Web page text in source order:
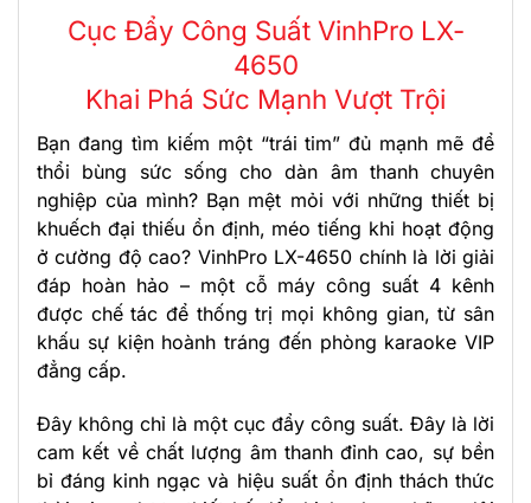
Cục Đẩy Công Suất VinhPro LX-
4650
Khai Phá Sức Mạnh Vượt Trội
Bạn đang tìm kiếm một “trái tim” đủ mạnh mẽ để
thổi bùng sức sống cho dàn âm thanh chuyên
nghiệp của mình? Bạn mệt mỏi với những thiết bị
khuếch đại thiếu ổn định, méo tiếng khi hoạt động
ở cường độ cao? VinhPro LX-4650 chính là lời giải
đáp hoàn hảo – một cỗ máy công suất 4 kênh
được chế tác để thống trị mọi không gian, từ sân
khấu sự kiện hoành tráng đến phòng karaoke VIP
đẳng cấp.
Đây không chỉ là một cục đẩy công suất. Đây là lời
cam kết về chất lượng âm thanh đỉnh cao, sự bền
bỉ đáng kinh ngạc và hiệu suất ổn định thách thức